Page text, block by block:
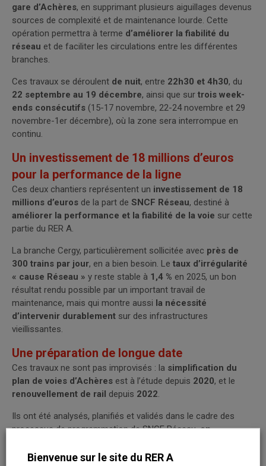
gare d’Achères, en supprimant plusieurs aiguillages devenus
sources de complexité et de maintenance lourde. Cette
opération permettra à terme d’améliorer la fiabilité du
réseau et de faciliter les circulations entre les différentes
branches.
Ces travaux se déroulent de nuit, entre 22h30 et 4h30, du
22 septembre au 19 décembre, ainsi que sur trois week-
ends consécutifs (15-17 novembre, 22-24 novembre et 29
novembre-1er décembre), où la zone sera interrompue en
continu.
Un investissement de 18 millions d’euros
pour la performance de la ligne
Ces deux chantiers représentent un investissement de 18
millions d’euros de la part de SNCF Réseau, destiné à
améliorer la performance et la fiabilité de la voie sur cette
partie du RER A.
La branche Cergy, particulièrement sollicitée avec près de
300 trains par jour, en a bien besoin. Le taux d’irrégularité
« cause Réseau » y reste stable à 1,4 % en 2025, un bon
résultat rendu possible par un important travail de
maintenance, mais qui montre aussi la nécessité
d’intervenir durablement sur des infrastructures
vieillissantes.
Une préparation de longue date
Ces travaux ne sont pas improvisés : la simplification du
plan de voies d’Achères est à l’étude depuis 2020, et le
renouvellement de rail depuis 2022.
Ils ont été analysés, planifiés et validés dans le cadre des
processus de programmation de SNCF Réseau,en
Bienvenue sur le site du RER A